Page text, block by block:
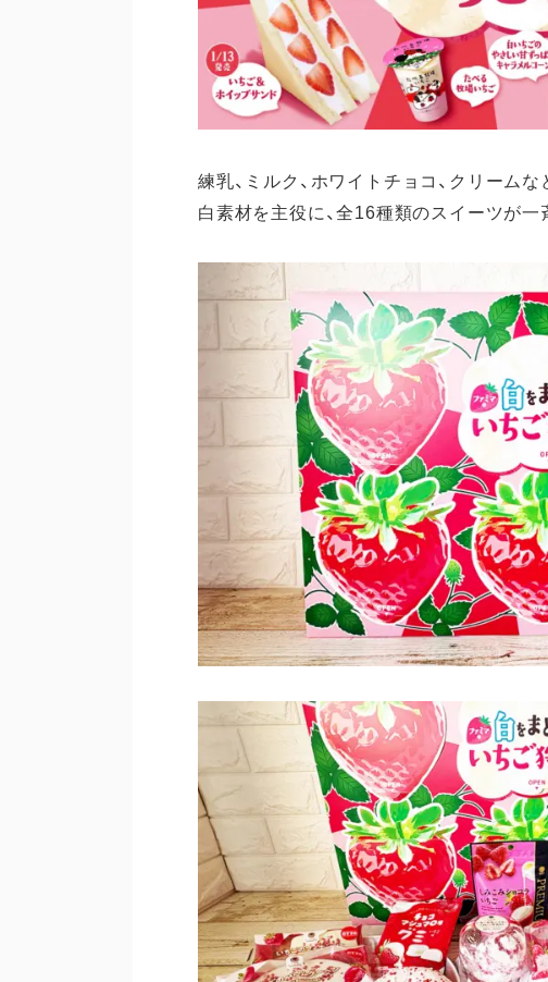
練乳、ミルク、ホワイトチョコ、クリーム
白素材を主役に、全16種類のスイーツが一